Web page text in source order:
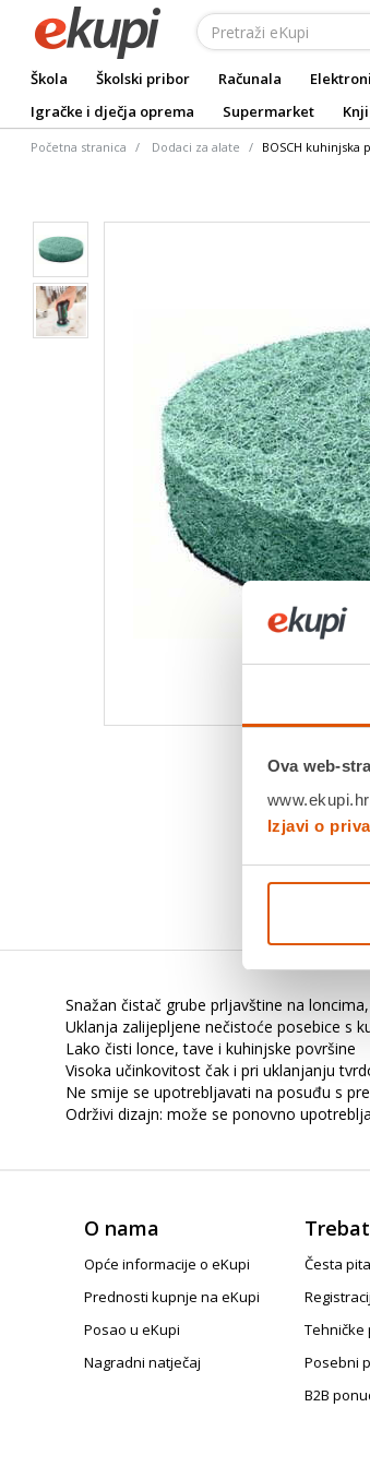
Ova web-
Izjavi o
Škola Školski pribor Računala
Igračke i dječja oprema
Supermarket
Početna stranica Dodaci za alate BOSCH kuhinjska
Snažan čistač grube prljavštine na
Uklanja zalijepljene nečistoće posebice s
Lako čisti lonce, tave i kuhinjske površine
Visoka učinkovitost čak i pri uklanjanju
Ne smije se upotrebljavati na posuđu s
Održivi dizajn: može se ponovno
O nama
Opće informacije o eKupi
Prednosti kupnje na eKupi
Posao u eKupi
Nagradni natječaj
Česta
Tehničke
Posebni
B2B